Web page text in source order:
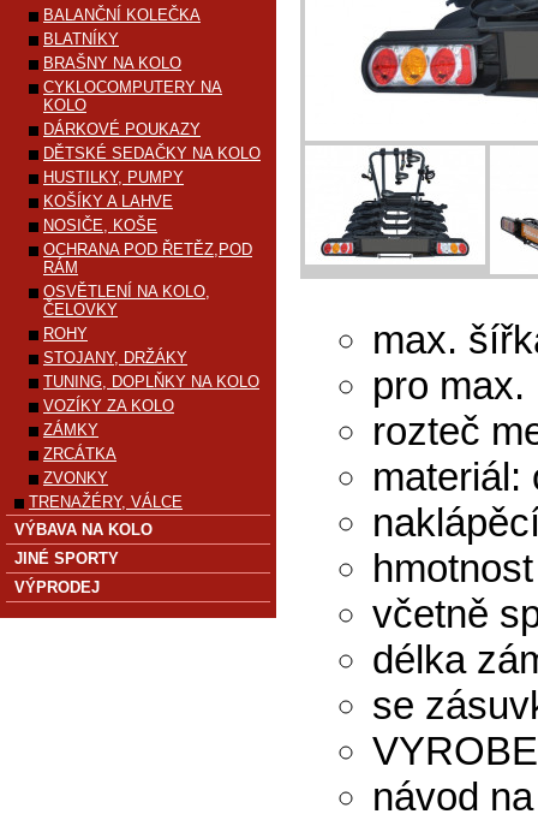
max.
pro
rozteč
materiál:
včetně
délka
se
návod
BALANČNÍ KOLEČKA
BLATNÍKY
BRAŠNY NA KOLO
CYKLOCOMPUTERY NA
KOLO
DÁRKOVÉ POUKAZY
DĚTSKÉ SEDAČKY NA KOLO
HUSTILKY, PUMPY
KOŠÍKY A LAHVE
NOSIČE, KOŠE
OCHRANA POD ŘETĚZ,POD
RÁM
OSVĚTLENÍ NA KOLO,
ČELOVKY
ROHY
STOJANY, DRŽÁKY
TUNING, DOPLŇKY NA KOLO
VOZÍKY ZA KOLO
ZÁMKY
ZRCÁTKA
ZVONKY
TRENAŽÉRY, VÁLCE
VÝBAVA NA KOLO
JINÉ SPORTY
VÝPRODEJ